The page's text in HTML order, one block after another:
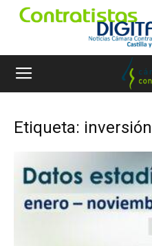
Etiqueta: inversión